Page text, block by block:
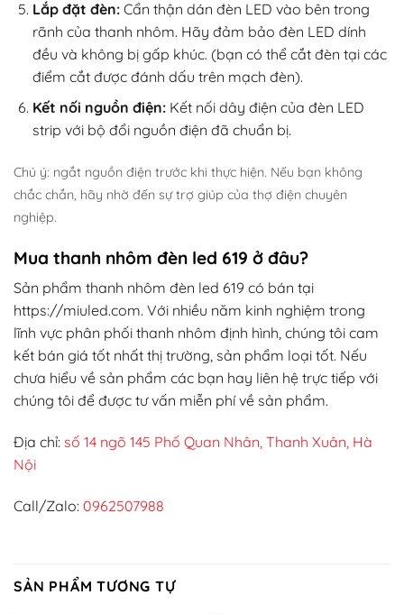
Lắp đặt đèn:Cẩn thận dán đèn LED vào bên trong
rãnh của thanh nhôm. Hãy đảm bảo đèn LED dính
đều và không bị gấp khúc. (bạn có thể cắt đèn tại các
điểm cắt được đánh dấu trên mạch đèn).
Kết nối nguồn điện:Kết nối dây điện của đèn LED
strip với bộ đổi nguồn điện đã chuẩn bị.
Chú ý: ngắt nguồn điện trước khi thực hiện. Nếu bạn không
chắc chắn, hãy nhờ đến sự trợ giúp của thợ điện chuyên
nghiệp.
Mua thanh nhôm đèn led 619 ở đâu?
Sản phẩm thanh nhôm đèn led 619 có bán tại
https://miuled.com. Với nhiều năm kinh nghiệm trong
lĩnh vực phân phối thanh nhôm định hình, chúng tôi cam
kết bán giá tốt nhất thị trường, sản phẩm loại tốt. Nếu
chưa hiểu về sản phẩm các bạn hay liên hệ trực tiếp với
chúng tôi để được tư vấn miễn phí về sản phẩm.
Địa chỉ: số 14 ngõ 145 Phố Quan Nhân, Thanh Xuân, Hà
Nội
Call/Zalo: 0962507988
SẢN PHẨM TƯƠNG TỰ